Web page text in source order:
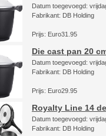
Datum toegevoegd:
Fabrikant: DB Holding
Prijs: Euro31.95
Die cast pan 20
Datum toegevoegd:
Fabrikant: DB Holding
Prijs: Euro29.95
Royalty Line 14
Datum toegevoegd:
Fabrikant: DB Holding